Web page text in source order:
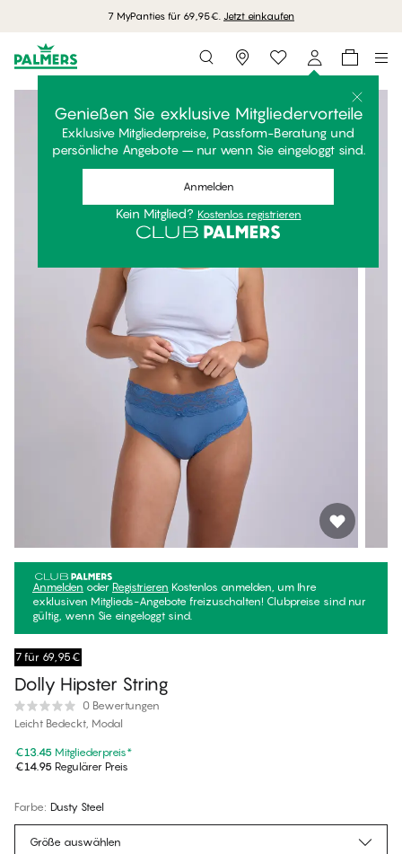
7 MyPanties für 69,95€. Jetzt einkaufen
Storefinder
Genießen Sie exklusive Mitgliedervorteile
Exklusive Mitgliederpreise, Passform-Beratung und
persönliche Angebote – nur wenn Sie eingeloggt sind.
Anmelden
Kein Mitglied? Kostenlos registrieren
Anmelden oder Registrieren Kostenlos anmelden, um Ihre
exklusiven Mitglieds-Angebote freizuschalten! Clubpreise sind nur
gültig, wenn Sie eingeloggt sind.
7 für 69,95€
Dolly Hipster String
0 Bewertungen
Leicht Bedeckt, Modal
€13.45 Mitgliederpreis*
€14.95 Regulärer Preis
Farbe: Dusty Steel
Größe auswählen